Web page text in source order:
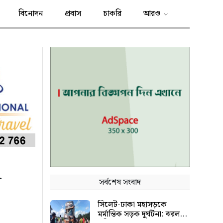
বিনোদন প্রবাস চাকরি আরও
সর্বশেষ সংবাদ
সিলেট-ঢাকা মহাসড়কে
মর্মান্তিক সড়ক দুর্ঘটনা: ঝরল